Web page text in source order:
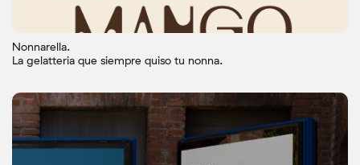
Nonnarella.
La gelatteria que siempre quiso tu nonna.